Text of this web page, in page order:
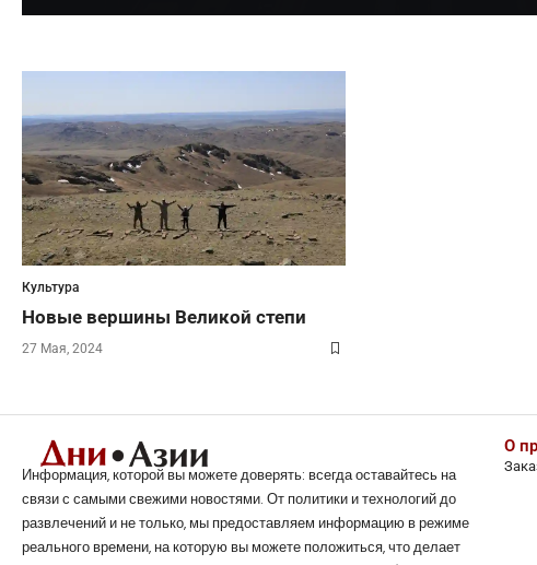
Культура
Новые вершины Великой степи
27 Мая, 2024
Информация, которой вы можете доверять: всегда оставайтесь на
связи с самыми свежими новостями. От политики и технологий до
развлечений и не только, мы предоставляем информацию в режиме
реального времени, на которую вы можете положиться, что делает
О